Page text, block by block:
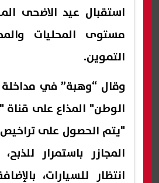
استقبال عيد الاضحى
مستوى المحليات
التموين.
وقال “وهبة” في مداخلة
الوطن" المذاع على قناة
"يتم الحصول على
المجازر باستمرار
انتظار للسيارات،